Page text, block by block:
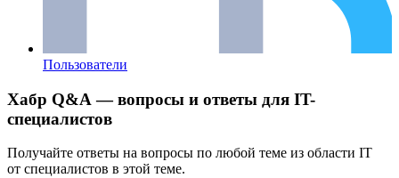
Пользователи
Хабр Q&A — вопросы и ответы для IT-
специалистов
Получайте ответы на вопросы по любой теме из области IT
от специалистов в этой теме.